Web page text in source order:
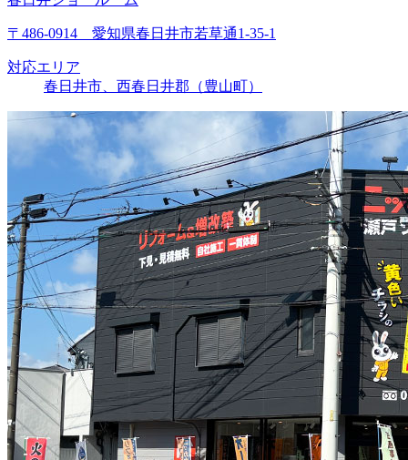
〒486-0914 愛知県春日井市若草通1-35-1
対応エリア
春日井市、西春日井郡（豊山町）